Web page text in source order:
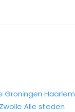
Groningen Haarlem
Zwolle Alle steden